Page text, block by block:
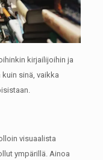
kirjailijoihin ja
​​kuin sinä, vaikka
visuaalista
ympärillä. Ainoa